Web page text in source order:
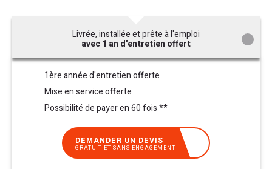
Livrée, installée et prête à l'emploi
avec 1 an d'entretien offert
1ère année d'entretien offerte
Mise en service offerte
Possibilité de payer en 60 fois **
DEMANDER UN DEVIS
GRATUIT ET SANS ENGAGEMENT